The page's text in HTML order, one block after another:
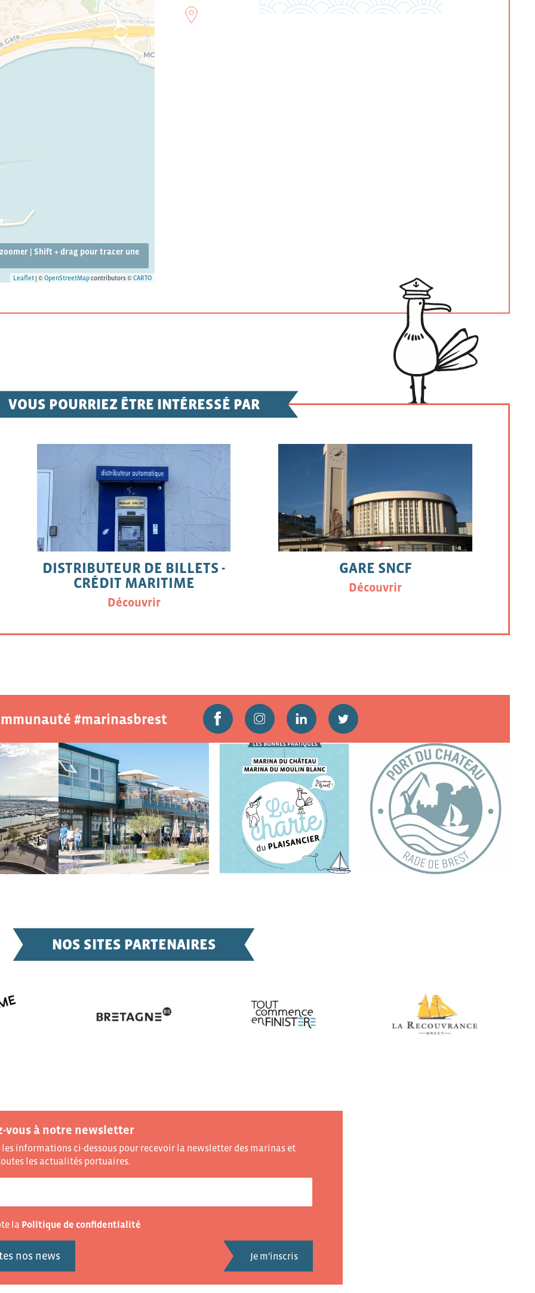
| Shift + drag pour tracer une
Leaflet| ©OpenStreetMapcontributors ©CARTO
VOUS POURRIEZ ÊTRE INTÉRESSÉ PAR
DISTRIBUTEUR DE BILLETS -
CRÉDIT MARITIME
Découvrir
GARE SNCF
Découvrir
#marinasbrest
NOS SITES PARTENAIRES
vous à notre newsletter
informations ci-dessous pour recevoir la newsletter des marinas et
les actualités portuaires.
la Politique de confidentialité
nos news